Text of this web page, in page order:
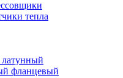
тепла
латунный
фланцевый